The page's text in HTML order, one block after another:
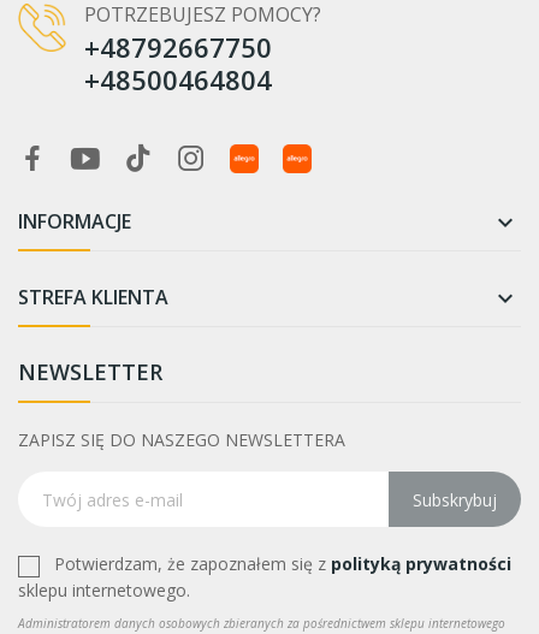
POTRZEBUJESZ POMOCY?
+48792667750
+48500464804
INFORMACJE 
STREFA KLIENTA 
NEWSLETTER
ZAPISZ SIĘ DO NASZEGO NEWSLETTERA
Subskrybuj
Potwierdzam, że zapoznałem się z polityką prywatności
sklepu internetowego.
Administratorem danych osobowych zbieranych za pośrednictwem sklepu internetowego